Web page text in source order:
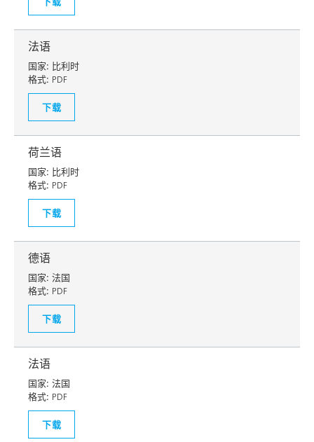
法语
国家: 比利时
格式: PDF
下载
荷兰语
国家: 比利时
格式: PDF
下载
德语
国家: 法国
格式: PDF
下载
法语
国家: 法国
格式: PDF
下载